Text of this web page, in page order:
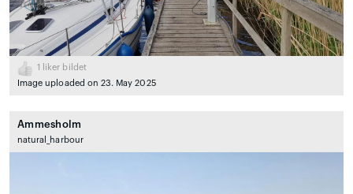
1
liker bildet
Image uploaded on 23. May 2025
Ammesholm
natural_harbour